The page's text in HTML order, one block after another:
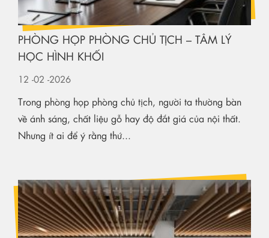
PHÒNG HỌP PHÒNG CHỦ TỊCH – TÂM LÝ
HỌC HÌNH KHỐI
12 -02 -2026
Trong phòng họp phòng chủ tịch, người ta thường bàn
về ánh sáng, chất liệu gỗ hay độ đắt giá của nội thất.
Nhưng ít ai để ý rằng thứ...